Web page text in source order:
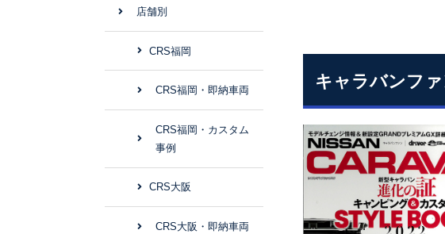
キャラバンフ
店舗別
CRS福岡
CRS福岡・即納車両
CRS福岡・カスタム
事例
CRS大阪
CRS大阪・即納車両